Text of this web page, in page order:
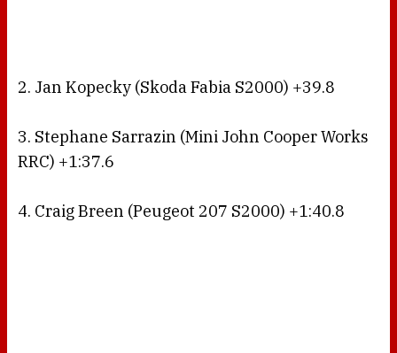
2. Jan Kopecky (Skoda Fabia S2000) +39.8
3. Stephane Sarrazin (Mini John Cooper Works
RRC) +1:37.6
4. Craig Breen (Peugeot 207 S2000) +1:40.8